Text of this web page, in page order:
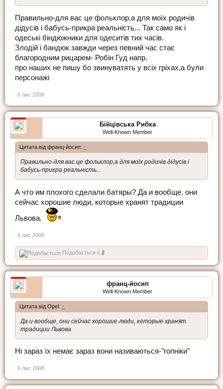
Правильно-для вас це фольклор,а для моїх родичів
дідусів і бабусь-прикра реальність... Так само як і
одеські біндюжники для одеситів тих часів.
Злодій і бандюк завжди через певний час стає
благородним рицарем- Робін Гуд напр.
про наших не пишу бо звинуватять у всіх гріхах,а були
персонажі
6 лис 2008
Бійцівська Рибка
Well-Known Member
Цитата від франц-йосип: ↑
Правильно-для вас це фольклор,а для моїх родичів дідусів і
бабусь-прикра реальність...
А что им плохого сделали батяры? Да и вообще, они
сейчас хорошие люди, которые хранят традиции
Львова.
6 лис 2008
Подобається x 2
франц-йосип
Well-Known Member
Цитата від Opel: ↑
Да и вообще, они сейчас хорошие люди, которые хранят
традиции Львова
Ні зараз їх немає зараз вони називаються-"гопніки"
6 лис 2008